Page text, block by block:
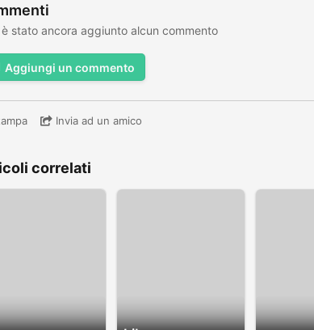
è stato ancora aggiunto alcun commento
Aggiungi un commento
Invia ad un amico
correlati